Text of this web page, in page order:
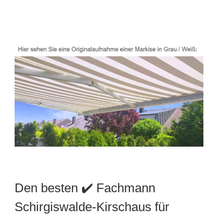
Den besten ✔️ Fachmann
Schirgiswalde-Kirschaus für